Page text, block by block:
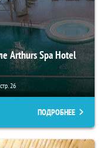
Arthurs Spa Hotel
26
ПОДРОБНЕЕ